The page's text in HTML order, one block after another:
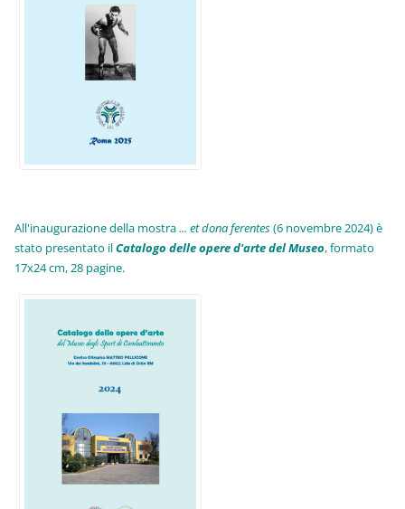
All'inaugurazione della mostra... et dona ferentes(6 novembre 2024) è
stato presentato ilCatalogo delle opere d'arte del Museo, formato
17x24 cm, 28 pagine.